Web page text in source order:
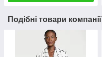
Подібні товари компанії